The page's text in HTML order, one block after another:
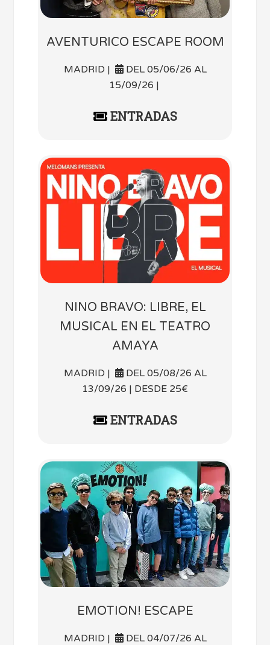
AVENTURICO ESCAPE ROOM
MADRID |
DEL 05/06/26 AL
15/09/26 |
ENTRADAS
NINO BRAVO: LIBRE, EL
MUSICAL EN EL TEATRO
AMAYA
MADRID |
DEL 05/08/26 AL
13/09/26 | DESDE 25€
ENTRADAS
EMOTION! ESCAPE
MADRID |
DEL 04/07/26 AL